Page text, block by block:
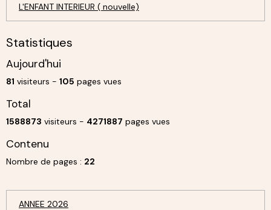
L'ENFANT INTERIEUR ( nouvelle)
Statistiques
Aujourd'hui
81 visiteurs - 105 pages vues
Total
1588873 visiteurs - 4271887 pages vues
Contenu
Nombre de pages : 22
ANNEE 2026